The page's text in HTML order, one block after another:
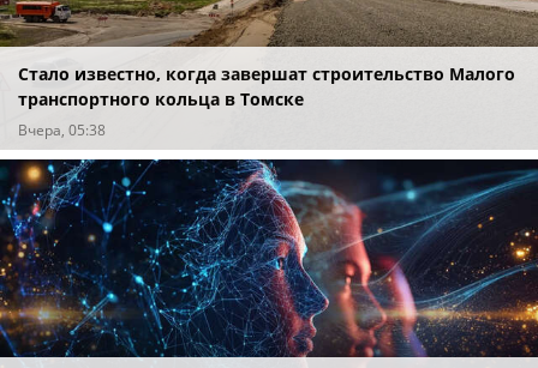
Стало известно, когда завершат строительство Малого
транспортного кольца в Томске
Вчера, 05:38